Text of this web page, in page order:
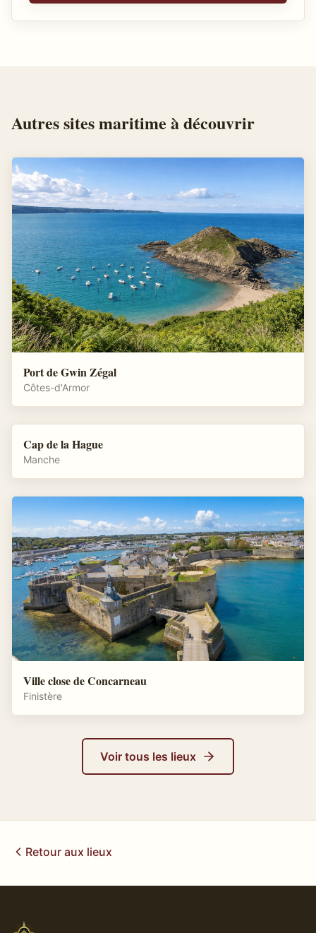
Autressites maritime à découvrir
Port de Gwin Zégal
Côtes-d'Armor
Cap de la Hague
Manche
Ville close de Concarneau
Finistère
Voir tous les lieux
Retour aux lieux